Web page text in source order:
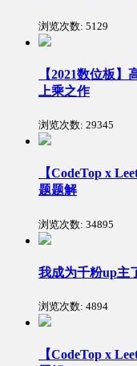
浏览次数: 5129
【2021数位板
上乘之作
浏览次数: 29345
【CodeTop x
题题解
浏览次数: 34895
我成为千粉up主
浏览次数: 4894
【CodeTop x